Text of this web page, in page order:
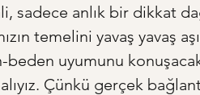
sadece anlık bir dikkat
temelini yavaş yavaş
beden uyumunu
Çünkü gerçek